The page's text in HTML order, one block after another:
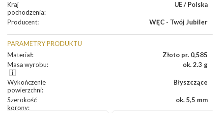
Kraj
pochodzenia:
UE / Polska
Producent: WĘC - Twój Jubiler
PARAMETRY PRODUKTU
Materiał:
Złoto pr. 0,585
Masa wyrobu: ok. 2.3 g
Wykończenie
powierzchni:
Błyszczące
Szerokość
korony:
ok. 5,5 mm